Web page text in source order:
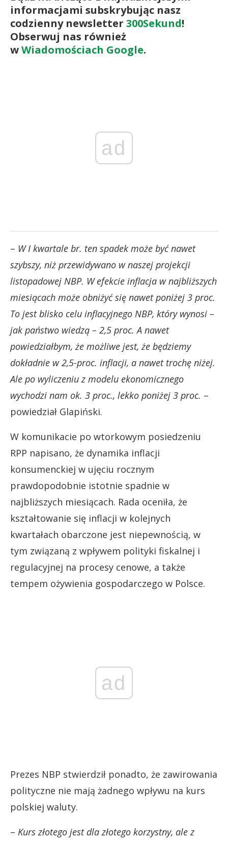
informacjami subskrybując nasz
codzienny newsletter 300Sekund!
Obserwuj nas również
wWiadomościach Google.
ad
– W I kwartale br. ten spadek może być nawet
szybszy, niż przewidywano w naszej projekcji
listopadowej NBP. W efekcie inflacja w najbliższych
miesiącach może obniżyć się nawet poniżej 3 proc.
To jest blisko celu inflacyjnego NBP, który wynosi –
jak państwo wiedzą – 2,5 proc. A nawet
powiedziałbym, że możliwe jest, że będziemy
dokładnie w 2,5-proc. inflacji, a nawet trochę niżej.
Ale po wyliczeniu z modelu ekonomicznego
wychodzi nam ok. 3 proc., lekko poniżej 3 proc. –
powiedział Glapiński.
W komunikacie po wtorkowym posiedzeniu
RPP napisano, że dynamika inflacji
konsumenckiej w ujęciu rocznym
prawdopodobnie istotnie spadnie w
najbliższych miesiącach. Rada oceniła, że
kształtowanie się inflacji w kolejnych
kwartałach obarczone jest niepewnością, w
tym związaną z wpływem polityki fiskalnej i
regulacyjnej na procesy cenowe, a także
tempem ożywienia gospodarczego w Polsce.
ad
Prezes NBP stwierdził ponadto, że zawirowania
polityczne nie mają żadnego wpływu na kurs
polskiej waluty.
– Kurs złotego jest dla złotego korzystny, ale z